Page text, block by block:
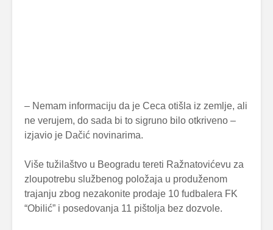
– Nemam informaciju da je Ceca otišla iz zemlje, ali
ne verujem, do sada bi to sigruno bilo otkriveno –
izjavio je Dačić novinarima.
Više tužilaštvo u Beogradu tereti Ražnatovićevu za
zloupotrebu službenog položaja u produženom
trajanju zbog nezakonite prodaje 10 fudbalera FK
“Obilić” i posedovanja 11 pištolja bez dozvole.